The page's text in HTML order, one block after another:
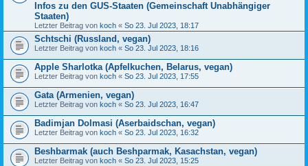
Infos zu den GUS-Staaten (Gemeinschaft Unabhängiger
Staaten)
Letzter Beitrag von koch « So 23. Jul 2023, 18:17
Schtschi (Russland, vegan)
Letzter Beitrag von koch « So 23. Jul 2023, 18:16
Apple Sharlotka (Apfelkuchen, Belarus, vegan)
Letzter Beitrag von koch « So 23. Jul 2023, 17:55
Gata (Armenien, vegan)
Letzter Beitrag von koch « So 23. Jul 2023, 16:47
Badimjan Dolmasi (Aserbaidschan, vegan)
Letzter Beitrag von koch « So 23. Jul 2023, 16:32
Beshbarmak (auch Beshparmak, Kasachstan, vegan)
Letzter Beitrag von koch « So 23. Jul 2023, 15:25